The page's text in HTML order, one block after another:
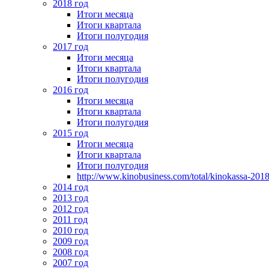
2018 год
Итоги месяца
Итоги квартала
Итоги полугодия
2017 год
Итоги месяца
Итоги квартала
Итоги полугодия
2016 год
Итоги месяца
Итоги квартала
Итоги полугодия
2015 год
Итоги месяца
Итоги квартала
Итоги полугодия
http://www.kinobusiness.com/total/kinokassa-
2014 год
2013 год
2012 год
2011 год
2010 год
2009 год
2008 год
2007 год